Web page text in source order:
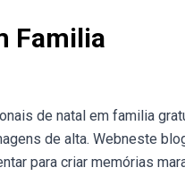
Familia
de natal em familia
de alta. Webneste
para criar memórias